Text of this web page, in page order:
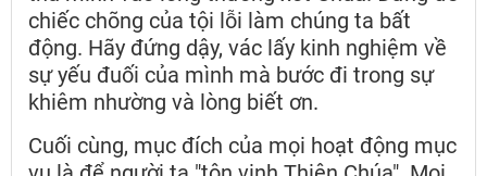
chiếc chõng của tội lỗi làm chúng ta bất
động. Hãy đứng dậy, vác lấy kinh nghiệm về
sự yếu đuối của mình mà bước đi trong sự
khiêm nhường và lòng biết ơn.
Cuối cùng, mục đích của mọi hoạt động mục